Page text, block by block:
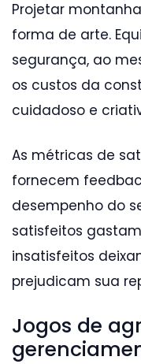
Projetar
forma de arte.
segurança, ao
os custos da
cuidadoso e
As métricas de
fornecem
desempenho do
satisfeitos
insatisfeitos
prejudicam sua
Jogos de